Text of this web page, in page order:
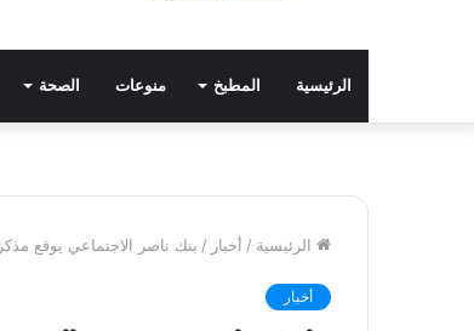
الرئيسية المطبخ منوعات الصحة
الرئيسية / أخبار / بنك ناصر الاجتماعي يوقع
أخبار